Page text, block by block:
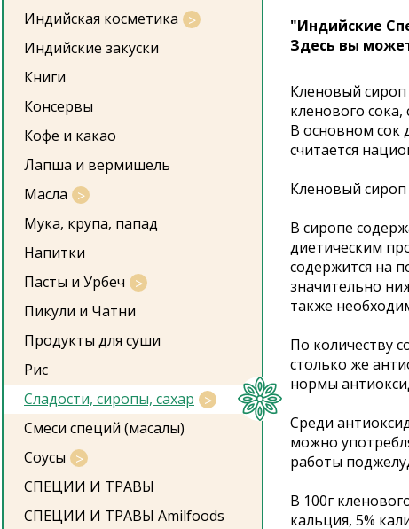
Индийская косметика
Индийские закуски
Книги
Консервы
Кофе и какао
Лапша и вермишель
Масла
Мука, крупа, папад
Напитки
Пасты и Урбеч
Пикули и Чатни
Продукты для суши
Рис
Сладости, сиропы, сахар
Смеси специй (масалы)
Соусы
СПЕЦИИ И ТРАВЫ
СПЕЦИИ И ТРАВЫ Amilfoods
"Индийские
Здесь вы
Кленовый
кленового
В основном сок
считается
Кленовый
В сиропе
диетическим
содержится на
значительно
также
По количеству
столько же
нормы
Среди
можно
работы
В 100г
кальция, 5%